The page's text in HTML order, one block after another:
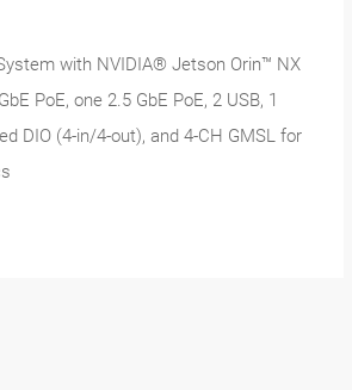
with NVIDIA® Jetson Orin™ NX
PoE, one 2.5 GbE PoE, 2 USB, 1
DIO (4-in/4-out), and 4-CH GMSL for